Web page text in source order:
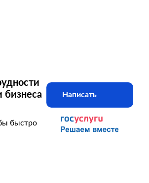
бизнеса
быстро
Написать